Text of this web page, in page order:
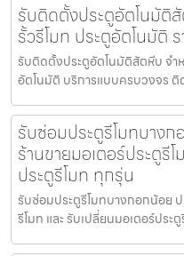
รับติดตั้งประตูอัตโนมัติ
รั้วรีโมท ประตูอัตโนมัติ
รับติดตั้งประตูอัตโนมัติสัตหีบ จำ
อัตโนมัติ บริการแบบครบวงจร
รับซ่อมประตูรีโมทบาง
ร้านขายมอเตอร์ประตูรี
ประตูรีโมท ทุกรุ่น
รับซ่อมประตูรีโมทบางกอกน้อย
รีโมท และ รับเปลี่ยนมอเตอร์ปร